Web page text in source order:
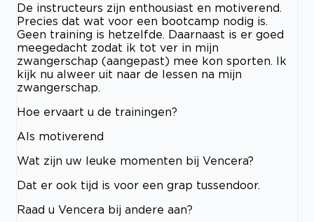
De instructeurs zijn enthousiast en motiverend.
Precies dat wat voor een bootcamp nodig is.
Geen training is hetzelfde. Daarnaast is er goed
meegedacht zodat ik tot ver in mijn
zwangerschap (aangepast) mee kon sporten. Ik
kijk nu alweer uit naar de lessen na mijn
zwangerschap.
Hoe ervaart u de trainingen?
Als motiverend
Wat zijn uw leuke momenten bij Vencera?
Dat er ook tijd is voor een grap tussendoor.
Raad u Vencera bij andere aan?